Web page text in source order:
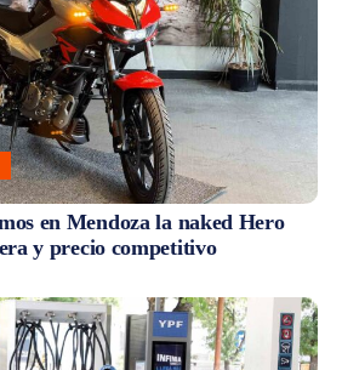
en Mendoza la naked Hero
y precio competitivo